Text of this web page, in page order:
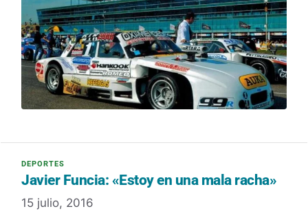
Javier Funcia: «Estoy en una mala racha»
15 julio, 2016